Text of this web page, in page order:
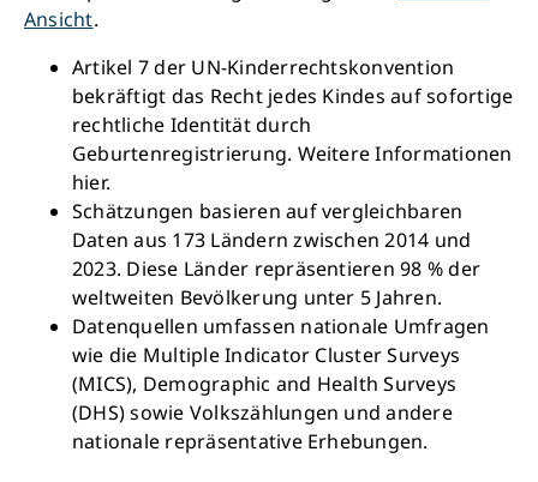
Ansicht.
Artikel 7 der UN-Kinderrechtskonvention
bekräftigt das Recht jedes Kindes auf sofortige
rechtliche Identität durch
Geburtenregistrierung. Weitere Informationen
hier.
Schätzungen basieren auf vergleichbaren
Daten aus 173 Ländern zwischen 2014 und
2023. Diese Länder repräsentieren 98 % der
weltweiten Bevölkerung unter 5 Jahren.
Datenquellen umfassen nationale Umfragen
wie die Multiple Indicator Cluster Surveys
(MICS), Demographic and Health Surveys
(DHS) sowie Volkszählungen und andere
nationale repräsentative Erhebungen.